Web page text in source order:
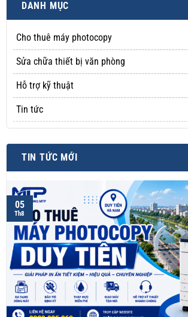
DANH MỤC
Cho thuê máy photocopy
Sửa chữa thiết bị văn phòng
Hỗ trợ kỹ thuật
Tin tức
TIN TỨC MỚI
05
Th8